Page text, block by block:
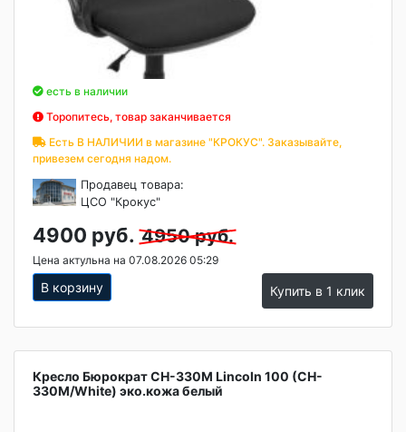
есть в наличии
Торопитесь, товар заканчивается
Есть В НАЛИЧИИ в магазине "КРОКУС". Заказывайте,
привезем сегодня надом.
Продавец товара:
ЦСО "Крокус"
4900 руб. 4950 руб.
Цена актульна на 07.08.2026 05:29
В корзину Купить в 1 клик
Кресло Бюрократ CH-330M Lincoln 100 (CH-
330M/White) эко.кожа белый